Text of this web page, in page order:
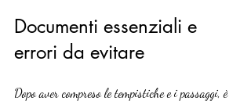
Documenti essenziali e
errori da evitare
Dopo aver compreso le tempistiche e i passaggi, è